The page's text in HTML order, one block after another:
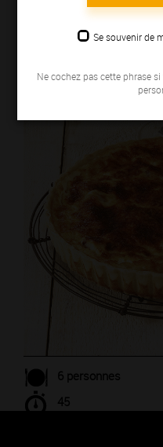
Se souvenir de
Ne cochez pas cette phrase
6 personnes
45